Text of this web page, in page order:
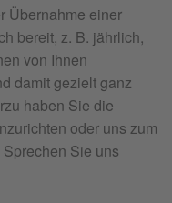
Übernahme einer
bereit, z. B. jährlich,
von Ihnen
damit gezielt ganz
haben Sie die
oder uns zum
Sie uns